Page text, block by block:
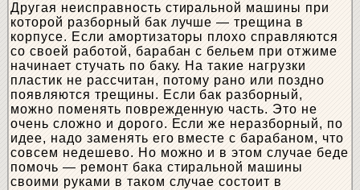
Другая неисправность стиральной машины при
которой разборный бак лучше — трещина в
корпусе. Если амортизаторы плохо справляются
со своей работой, барабан с бельем при отжиме
начинает стучать по баку. На такие нагрузки
пластик не рассчитан, потому рано или поздно
появляются трещины. Если бак разборный,
можно поменять поврежденную часть. Это не
очень сложно и дорого. Если же неразборный, по
идее, надо заменять его вместе с барабаном, что
совсем недешево. Но можно и в этом случае беде
помочь — ремонт бака стиральной машины
своими руками в таком случае состоит в